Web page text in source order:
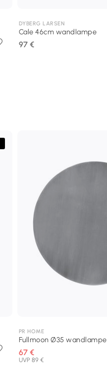
DYBERG LARSEN
Cale 46cm wandlampe
97 €
PR HOME
Fullmoon Ø35 wandlampe
67 €
UVP 89 €